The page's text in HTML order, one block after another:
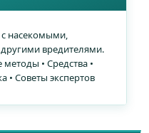
насекомыми,
вредителями.
• Средства •
• Советы экспертов